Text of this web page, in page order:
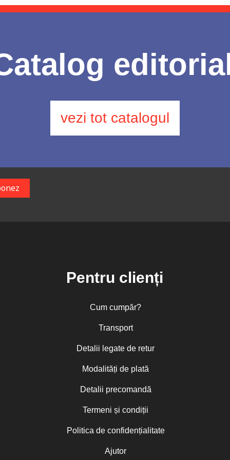
vezi tot catalogul
Pentru clienți
Cum cumpăr?
Transport
Detalii legate de retur
Modalități de plată
Detalii precomandă
Termeni și condiții
Politica de confidențialitate
Ajutor